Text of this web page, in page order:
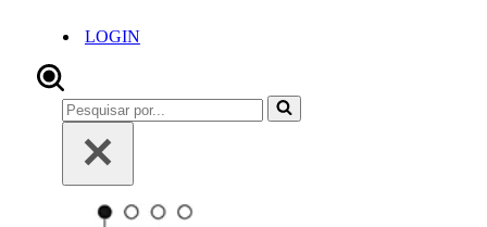
LOGIN
Pesquisar
por...